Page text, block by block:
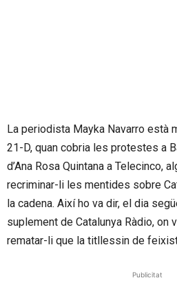
La periodista Mayka Navarro està
21-D, quan cobria les protestes a
d’Ana Rosa Quintana a Telecinco,
recriminar-li les mentides sobre
la cadena. Així ho va dir, el dia
suplement de Catalunya Ràdio, on
rematar-li que la titllessin de
Publicitat